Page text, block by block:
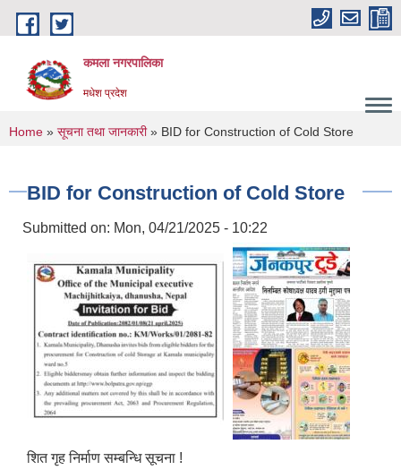
Skip to main content
कमला नगरपालिका
मधेश प्रदेश
You are here
Home » सूचना तथा जानकारी» BID for Construction of Cold Store
BID for Construction of Cold Store
Submitted on: Mon, 04/21/2025 - 10:22
शित गृह निर्माण सम्बन्धि सूचना !